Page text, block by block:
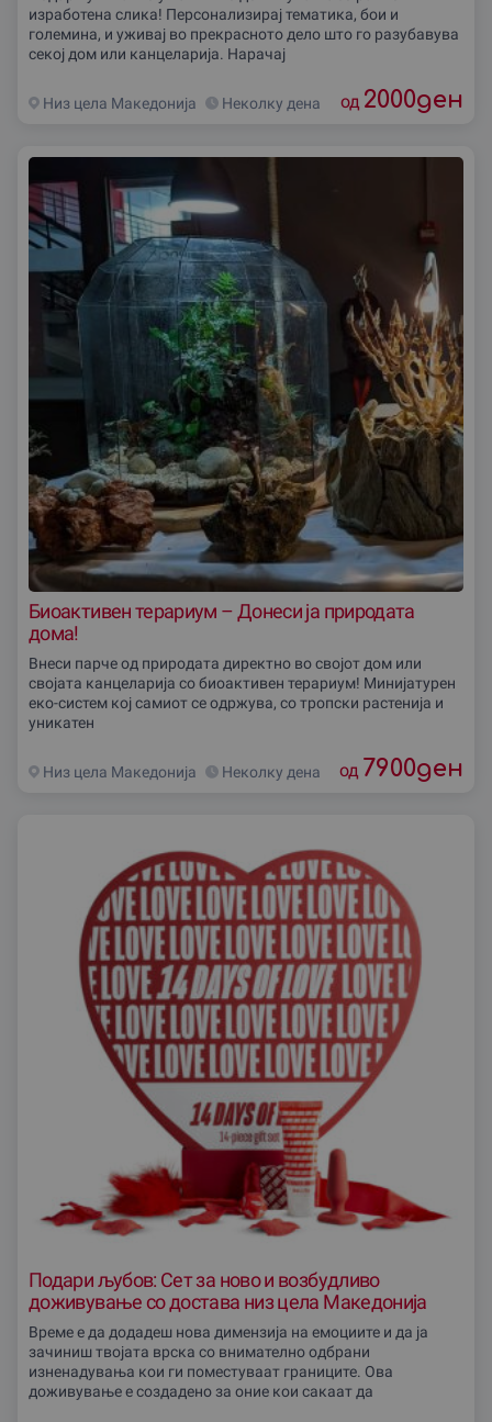
изработена слика! Персонализирај тематика, бои и
големина, и уживај во прекрасното дело што го разубавува
секој дом или канцеларија. Нарачај
Низ цела Македониjа Неколку дена од 2000ден
Биоактивен терариум – Донеси ја природата
дома!
Внеси парче од природата директно во својот дом или
своjата канцелариjа со биоактивен терариум! Минијатурен
еко-систем кој самиот се одржува, со тропски растенија и
уникатен
Низ цела Македониjа Неколку дена од 7900ден
Подари љубов: Сет за ново и возбудливо
доживување со достава низ цела Македонија
Време е да додадеш нова димензија на емоциите и да ја
зачиниш твојата врска со внимателно одбрани
изненадувања кои ги поместуваат границите. Ова
доживување е создадено за оние кои сакаат да